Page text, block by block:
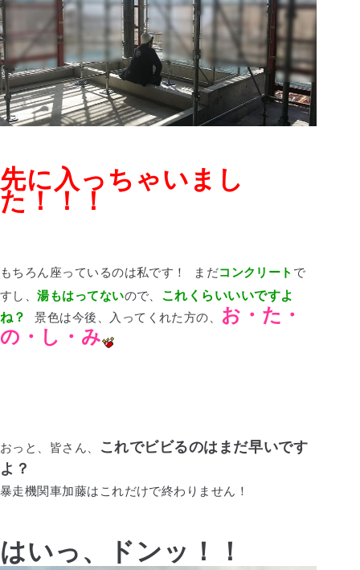
先に入っちゃいまし
た！！！
もちろん座っているのは私です！ まだコンクリート で
すし、湯もはってないので、 これくらいいいですよ
ね？
景色は今後、入ってくれた方の、 お・た・
の・し・み
おっと、皆さん、
これでビビるのはまだ早いです
よ？
暴走機関車加藤はこれだけで終わりません！
はいっ、ドンッ！！